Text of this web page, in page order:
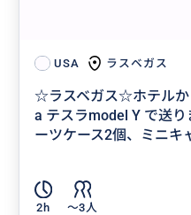
USA ラスベガス
☆ラスベガス☆ホテルか
a テスラmodel Y で送
ーツケース2個、ミニキ
2h 〜3人